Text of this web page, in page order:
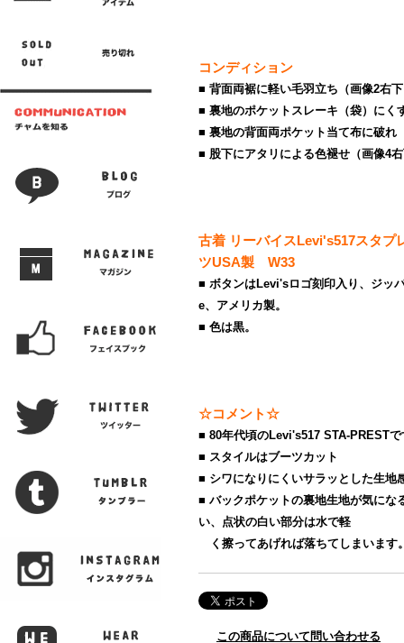
コンディション
■ 背面両裾に軽い毛羽立ち（画像2右
■ 裏地のポケットスレーキ（袋）にく
■ 裏地の背面両ポケット当て布に破れ
■ 股下にアタリによる色褪せ（画像4
古着 リーバイスLevi's517スタプ
ツUSA製 W33
■ ボタンはLevi'sロゴ刻印入り、ジッ
e、アメリカ製。
■ 色は黒。
☆コメント☆
■ 80年代頃のLevi's517 STA-PRESTで
■ スタイルはブーツカット
■ シワになりにくいサラッとした生地
■ バックポケットの裏地生地が気にな
い、点状の白い部分は水で軽
く擦ってあげれば落ちてしまいます
この商品について問い合わせる